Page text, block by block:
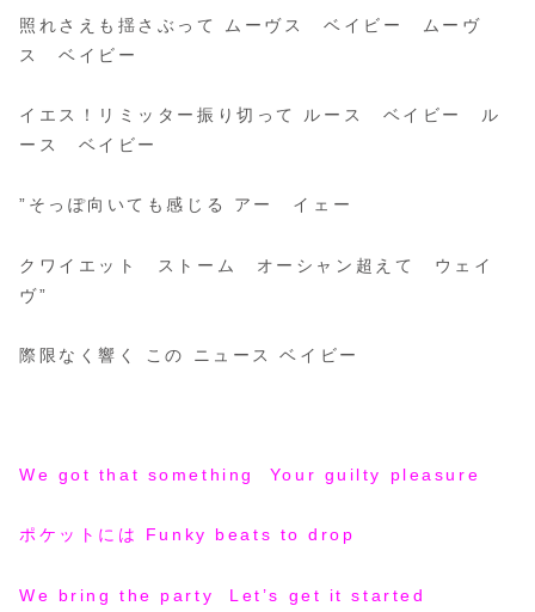
照れさえも揺さぶって ムーヴス ベイビー ムーヴ
ス ベイビー
イエス！リミッター振り切って ルース ベイビー ル
ース ベイビー
”そっぽ向いても感じる アー イェー
クワイエット ストーム オーシャン超えて ウェイ
ヴ”
際限なく響く この ニュース ベイビー
We got that something Your guilty pleasure
ポケットには Funky beats to drop
We bring the party Let’s get it started